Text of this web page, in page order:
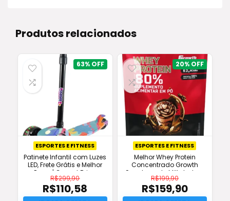
Produtos relacionados
63%
ESPORTES E FITNESS
Patinete Infantil com Luzes
LED, Frete Grátis e Melhor
Preço | Conect Brinq
R$299,90
O
preço
R$110,58
O
20%
ESPORTES E FITNESS
Melhor Whey Protein
Concentrado Growth
Supplements Milkshake –
Original
R$199,90
O
preço
R$159,90
O